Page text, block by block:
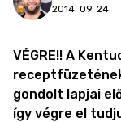
2014. 09. 24.
VÉGRE!! A
gondolt lapjai
így végre el